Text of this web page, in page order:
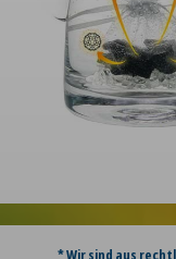
* Wir sind aus